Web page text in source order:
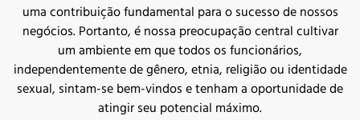
uma contribuição fundamental para o sucesso de nossos
negócios. Portanto, é nossa preocupação central cultivar
um ambiente em que todos os funcionários,
independentemente de gênero, etnia, religião ou identidade
sexual, sintam-se bem-vindos e tenham a oportunidade de
atingir seu potencial máximo.